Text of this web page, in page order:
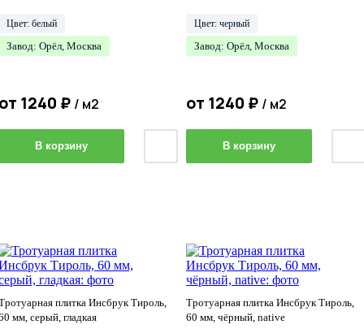
Цвет: белый
Завод: Орёл, Москва
1240 ₽ / м2
В корзину
Цвет: черный
Завод: Орёл, Москва
от 1240 ₽ / м2
В корзину
плитка Инсбрук Тироль,
мм, серый, гладкая
Тротуарная плитка Инсбрук Тироль,
60 мм, чёрный, native